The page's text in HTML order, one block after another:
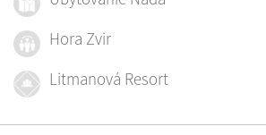
Hora Zvir
Litmanová Resort